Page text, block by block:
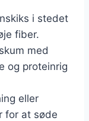
i stedet
fiber.
med
og proteinrig
eller
for at søde